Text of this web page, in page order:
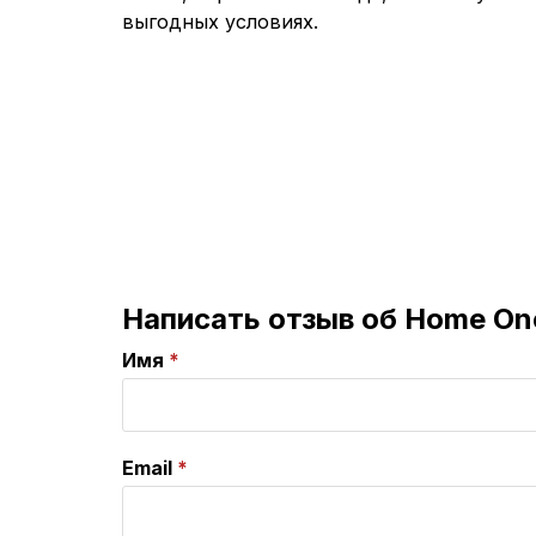
выгодных условиях.
Написать отзыв об Home
Имя
Email